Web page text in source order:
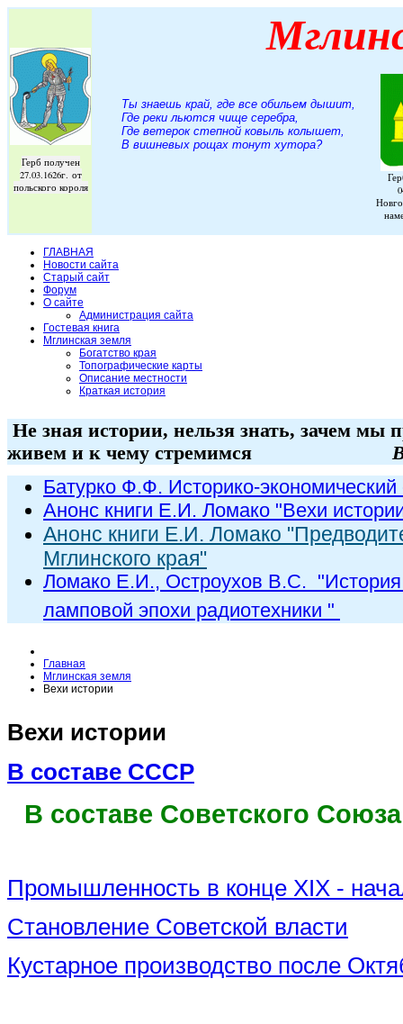
Герб получен
27.03.1626г. от
польского короля
Ты знаешь край, где все обильем дышит,
Где реки льются чище серебра,
Где ветерок степной ковыль колышет,
В вишневых рощах тонут хутора?
ГЛАВНАЯ
Новости сайта
Старый сайт
Форум
О сайте
Администрация сайта
Гостевая книга
Мглинская земля
Богатство края
Топографические карты
Описание местности
Краткая история
Не зная истории, нельзя знать, зачем мы
живем и к чему стремимся
Батурко Ф.Ф. Историко-экономический
Анонс книги Е.И. Ломако "Вехи
Анонс книги Е.И. Ломако
Мглинского края"
Ломако Е.И., Остроухов В.С. "
ламповой эпохи радиотехники "
Главная
Мглинская земля
Вехи истории
Вехи истории
В составе СССР
В составе Советского
Промышленность в конце XIX -
Становление Советской власти
Кустарное производство после